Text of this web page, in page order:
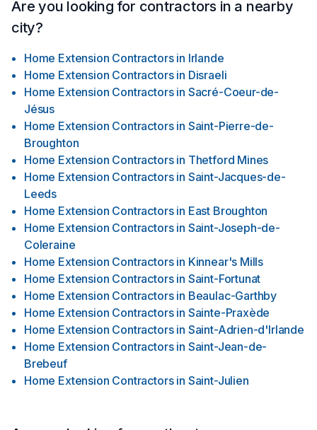
Are you looking for contractors in a nearby
city?
Home Extension Contractors in Irlande
Home Extension Contractors in Disraeli
Home Extension Contractors in Sacré-Coeur-de-
Jésus
Home Extension Contractors in Saint-Pierre-de-
Broughton
Home Extension Contractors in Thetford Mines
Home Extension Contractors in Saint-Jacques-de-
Leeds
Home Extension Contractors in East Broughton
Home Extension Contractors in Saint-Joseph-de-
Coleraine
Home Extension Contractors in Kinnear's Mills
Home Extension Contractors in Saint-Fortunat
Home Extension Contractors in Beaulac-Garthby
Home Extension Contractors in Sainte-Praxède
Home Extension Contractors in Saint-Adrien-d'Irlande
Home Extension Contractors in Saint-Jean-de-
Brebeuf
Home Extension Contractors in Saint-Julien